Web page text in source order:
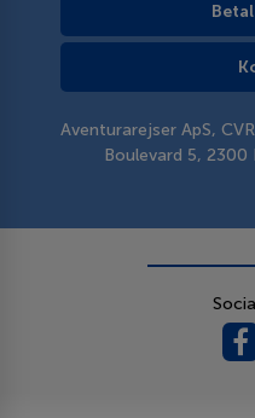
Aventurarejser ApS,
Boulevard 5, 2300